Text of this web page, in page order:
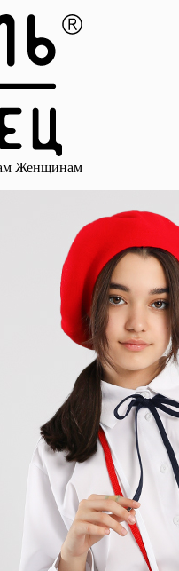
Женщинам
Женщинам
Брюки для мальчиков
Юбки